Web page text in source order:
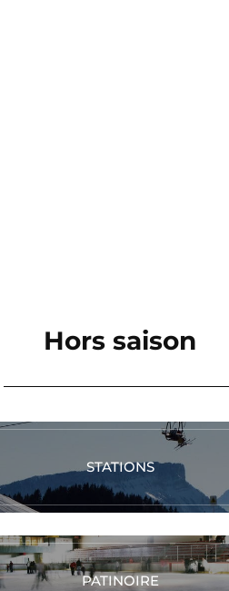
Hors saison
STATIONS
PATINOIRE